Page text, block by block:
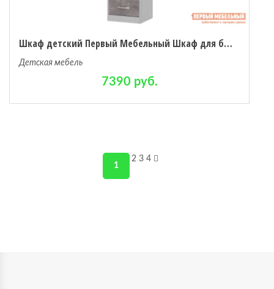
Шкаф детский Первый Мебельный Шкаф для белья Селфи
Детская мебель
7390 руб.
1
2 3 4